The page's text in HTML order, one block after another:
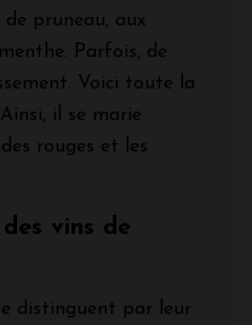
pruneau, aux
Parfois, de
Voici toute la
il se marie
rouges et les
vins de
distinguent par leur